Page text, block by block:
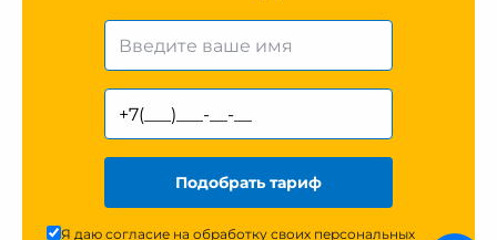
Подобрать тариф
Я даю согласие на обработку своих персональных